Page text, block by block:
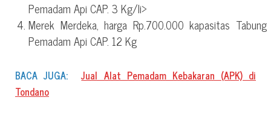
Pemadam Api CAP. 3 Kg/li>
Merek Merdeka, harga Rp.700.000 kapasitas Tabung
Pemadam Api CAP. 12 Kg
BACA JUGA:
Jual Alat Pemadam Kebakaran (APK) di
Tondano